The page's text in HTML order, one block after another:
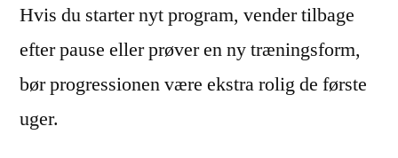
Hvis du starter nyt program, vender tilbage
efter pause eller prøver en ny træningsform,
bør progressionen være ekstra rolig de første
uger.